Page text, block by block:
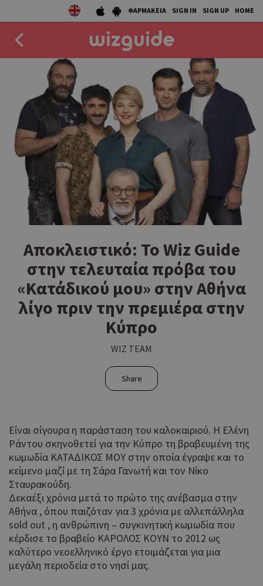
ΦΑΡΜΑΚΕΙΑ SIGN IN SIGN UP HOME
DRINK
50 BEST
AGENDA
COLLECTIONS
STORIES
Αποκλειστικό: Το Wiz Guide
στην τελευταία πρόβα του
«Κατάδικού μου» στην Αθήνα
λίγο πριν την πρεμιέρα στην
Κύπρο
WIZ TEAM
Share
Είναι σίγουρα η παράσταση του καλοκαιριού. Η Ελένη
Ράντου σκηνοθετεί για την Κύπρο τη βραβευμένη της
κωμωδία ΚΑΤΑΔΙΚΟΣ ΜΟΥ στην οποία έγραψε και το
κείμενο μαζί με τη Σάρα Γανωτή και τον Νίκο
Σταυρακούδη.
Δεκαέξι χρόνια μετά το πρώτο της ανέβασμα στην
Αθήνα , όπου παιζόταν για 3 χρόνια με αλλεπάλληλα
sold out , η ανθρώπινη – συγκινητική κωμωδία που
κέρδισε το βραβείο ΚΑΡΟΛΟΣ ΚΟΥΝ το 2012 ως
καλύτερο νεοελληνικό έργο ετοιμάζεται για μια
μεγάλη περιοδεία στο νησί μας.